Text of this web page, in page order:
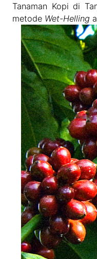
Tanaman Kopi di
metode Wet-Helling